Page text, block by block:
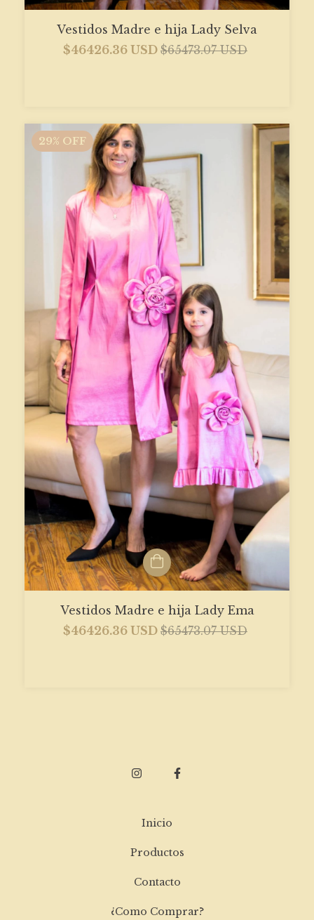
Vestidos Madre e hija Lady Selva
$46426.36 USD $65473.07 USD
29% OFF
Vestidos Madre e hija Lady Ema
$46426.36 USD $65473.07 USD
Inicio
Productos
Contacto
¿Como Comprar?